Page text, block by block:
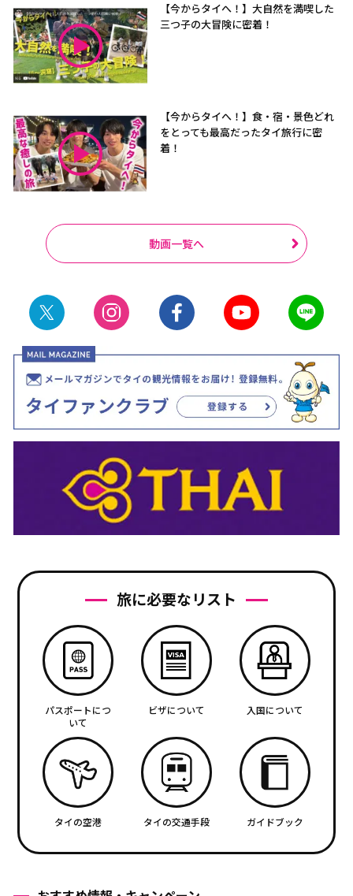
【今からタイへ！】大自然を満喫した
三つ子の大冒険に密着！
【今からタイへ！】食・宿・景色どれ
をとっても最高だったタイ旅行に密
着！
動画一覧へ
旅に必要なリスト
パスポートにつ
いて
ビザについて 入国について
タイの空港 タイの交通手段 ガイドブック